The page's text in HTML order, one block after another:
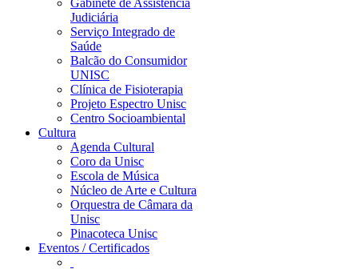
Gabinete de Assistência
Judiciária
Serviço Integrado de
Saúde
Balcão do Consumidor
UNISC
Clínica de Fisioterapia
Projeto Espectro Unisc
Centro Socioambiental
Cultura
Agenda Cultural
Coro da Unisc
Escola de Música
Núcleo de Arte e Cultura
Orquestra de Câmara da
Unisc
Pinacoteca Unisc
Eventos / Certificados